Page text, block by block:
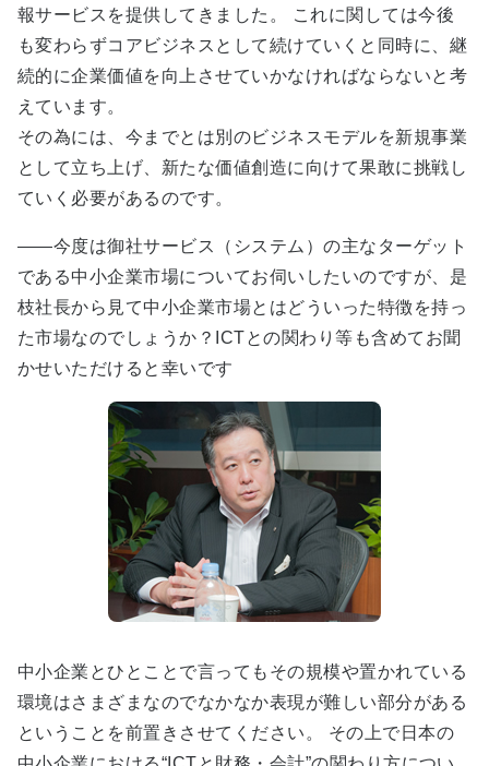
報サービスを提供してきました。 これに関しては今後
も変わらずコアビジネスとして続けていくと同時に、継
続的に企業価値を向上させていかなければならないと考
えています。
その為には、今までとは別のビジネスモデルを新規事業
として立ち上げ、新たな価値創造に向けて果敢に挑戦し
ていく必要があるのです。
――今度は御社サービス（システム）の主なターゲット
である中小企業市場についてお伺いしたいのですが、是
枝社長から見て中小企業市場とはどういった特徴を持っ
た市場なのでしょうか？ICTとの関わり等も含めてお聞
かせいただけると幸いです
中小企業とひとことで言ってもその規模や置かれている
環境はさまざまなのでなかなか表現が難しい部分がある
ということを前置きさせてください。 その上で日本の